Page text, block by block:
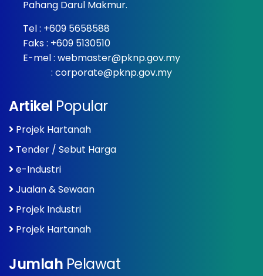
Pahang Darul Makmur.
Tel : +609 5658588
Faks : +609 5130510
E-mel : webmaster@pknp.gov.my
: corporate@pknp.gov.my
Artikel Popular
Projek Hartanah
Tender / Sebut Harga
e-Industri
Jualan & Sewaan
Projek Industri
Projek Hartanah
Jumlah Pelawat